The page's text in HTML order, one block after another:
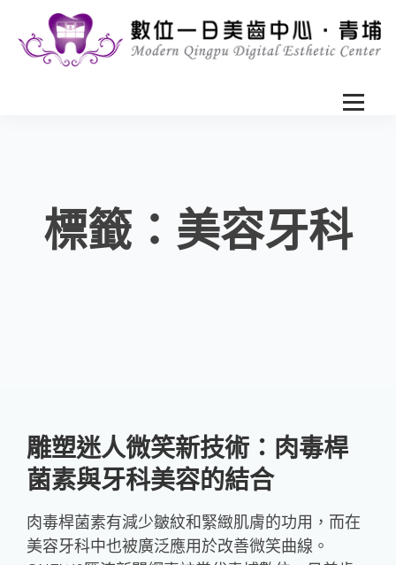
標籤：美容牙科
雕塑迷人微笑新技術：肉毒桿
菌素與牙科美容的結合
肉毒桿菌素有減少皺紋和緊緻肌膚的功用，而在
美容牙科中也被廣泛應用於改善微笑曲線。